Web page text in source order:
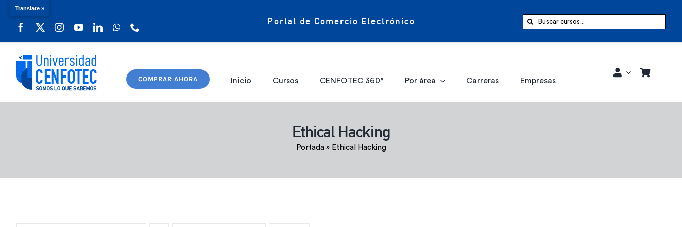
Portal de Comercio Electrónico Buscar:
COMPRAR AHORA Inicio Cursos CENFOTEC 360° Por área Carreras Empresas
Ethical Hacking
Portada» Ethical Hacking
Translate »